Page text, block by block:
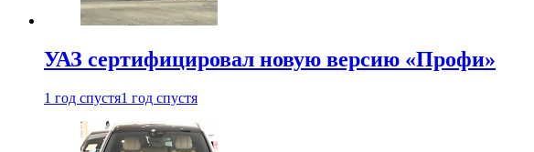
УАЗ сертифицировал новую версию «Профи»
1 год спустя1 год спустя